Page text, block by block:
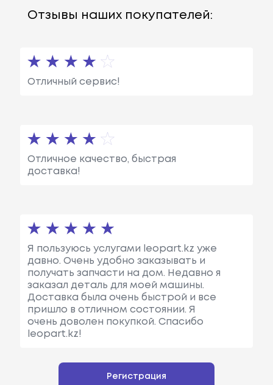
Отзывы наших покупателей:
Отличный сервис!
Отличное качество, быстрая
доставка!
Я пользуюсь услугами leopart.kz уже
давно. Очень удобно заказывать и
получать запчасти на дом. Недавно я
заказал деталь для моей машины.
Доставка была очень быстрой и все
пришло в отличном состоянии. Я
очень доволен покупкой. Спасибо
leopart.kz!
Регистрация